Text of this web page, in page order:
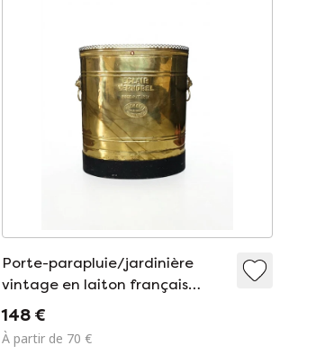
Porte-parapluie/jardinière
vintage en laiton français
Éclair Vermorel
148 €
À partir de 70 €